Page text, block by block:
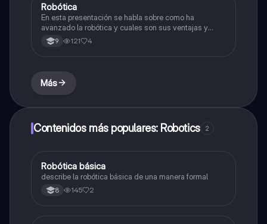
Tecnología e Informática
Robótica
En esta presentación se habla sobre como ha
avanzado la robótica y cuales son sus ventajas y
desventajas para con los humanos
9 121 4
Más
Contenidos más populares: Robotics 2
Tecnología e Informática
Robótica básica
describe la robótica básica de una manera formal
8 145 2